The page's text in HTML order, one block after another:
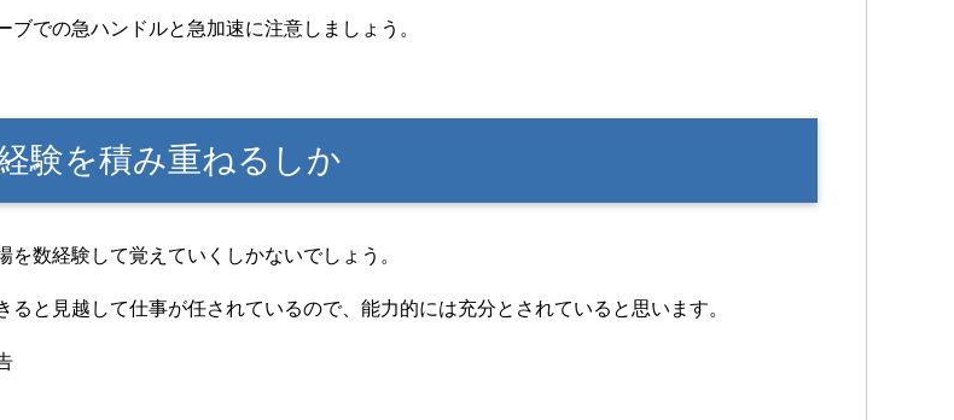
ブでの急ハンドルと急加速に注意しましょう。
験を積み重ねるしか
を数経験して覚えていくしかないでしょう。
ると見越して仕事が任されているので、能力的には充分とされていると思います。